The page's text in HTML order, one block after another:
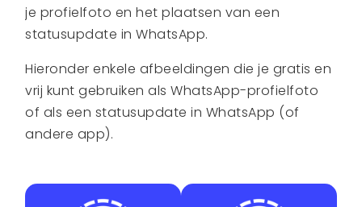
je profielfoto en het plaatsen van een
statusupdate in WhatsApp.
Hieronder enkele afbeeldingen die je gratis en
vrij kunt gebruiken als WhatsApp-profielfoto
of als een statusupdate in WhatsApp (of
andere app).